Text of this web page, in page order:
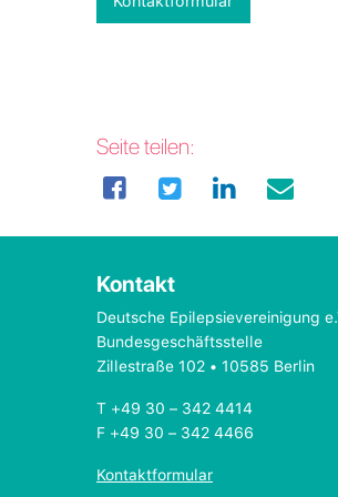
Seite teilen:
Kontakt
Deutsche Epilepsievereinigung
Bundesgeschäftsstelle
Zillestraße 102 • 10585 Berlin
T +49 30 – 342 4414
F +49 30 – 342 4466
Kontaktformular